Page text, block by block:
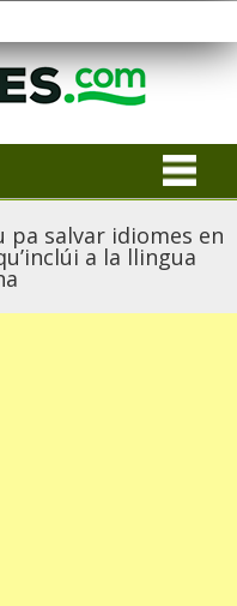
salvar idiomes en
a la llingua